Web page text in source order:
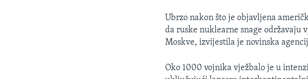
Ubrzo nakon što je objavljena
da ruske nuklearne snage održavaju
Moskve, izvijestila je novinska
Oko 1000 vojnika vježbalo je u